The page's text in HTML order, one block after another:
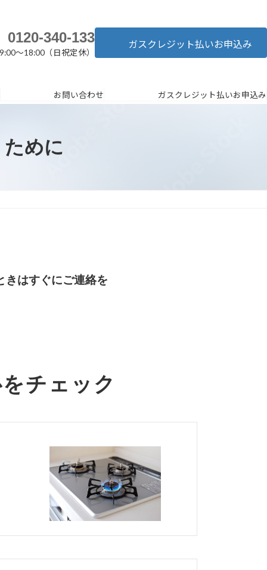
0120-340-133
～18:00（日祝定休）
ガスクレジット払いお申込み
お問い合わせ ガスクレジット払いお申込み
めに
きはすぐにご連絡を
チェック